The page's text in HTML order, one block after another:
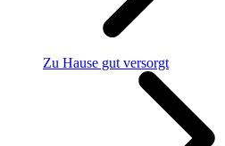
Zu Hause gut versorgt